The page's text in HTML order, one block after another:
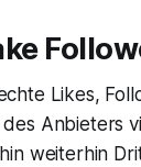
Likes,
Anbieters
weiterhin